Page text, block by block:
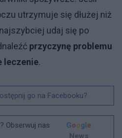
utrzymuje się dłużej niż
udaj się po
przyczynę problemu
leczenie.
go na Facebooku?
Obserwuj nas
Google
News